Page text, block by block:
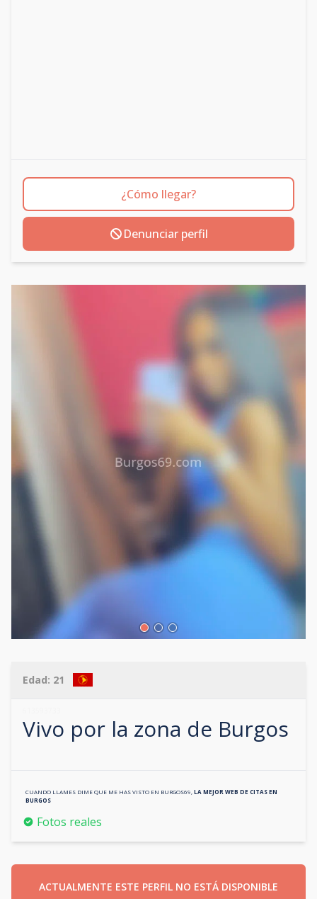
¿Cómo llegar?
Denunciar perfil
Edad: 21
Vivo por la zona de Burgos
CUANDO LLAMES DIME QUE ME HAS VISTO EN BURGOS69 LA MEJOR WEB DE CITAS EN
BURGOS
Fotos reales
ACTUALMENTE ESTE PERFIL NO ESTÁ DISPONIBLE